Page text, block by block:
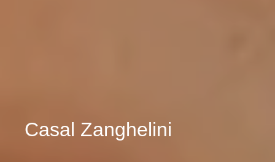
Casal Zanghelini